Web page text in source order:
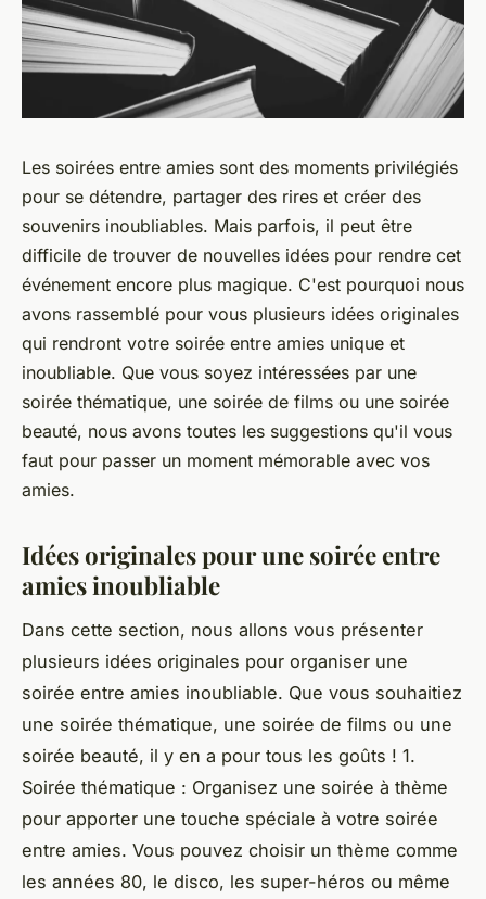
Les soirées entre amies sont des moments privilégiés
pour se détendre, partager des rires et créer des
souvenirs inoubliables. Mais parfois, il peut être
difficile de trouver de nouvelles idées pour rendre cet
événement encore plus magique. C'est pourquoi nous
avons rassemblé pour vous plusieurs idées originales
qui rendront votre soirée entre amies unique et
inoubliable. Que vous soyez intéressées par une
soirée thématique, une soirée de films ou une soirée
beauté, nous avons toutes les suggestions qu'il vous
faut pour passer un moment mémorable avec vos
amies.
Idées originales pour une soirée entre
amies inoubliable
Dans cette section, nous allons vous présenter
plusieurs idées originales pour organiser une
soirée entre amies inoubliable. Que vous souhaitiez
une soirée thématique, une soirée de films ou une
soirée beauté, il y en a pour tous les goûts ! 1.
Soirée thématique : Organisez une soirée à thème
pour apporter une touche spéciale à votre soirée
entre amies. Vous pouvez choisir un thème comme
les années 80, le disco, les super-héros ou même